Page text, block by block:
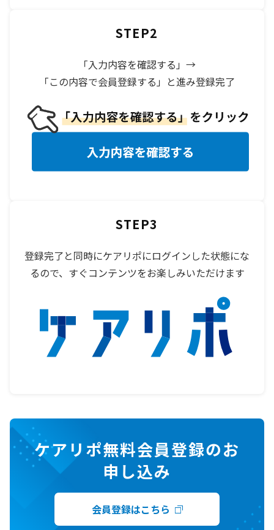
STEP2
「入力内容を確認する」→
「この内容で会員登録する」と進み登録完了
STEP3
登録完了と同時にケアリポにログインした状態にな
るので、すぐコンテンツをお楽しみいただけます
ケアリポ無料会員登録のお
申し込み
会員登録はこちら